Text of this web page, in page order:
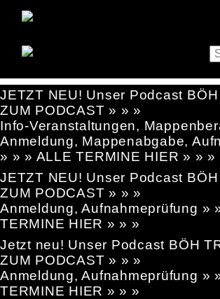
JETZT NEU! Unser Podcast
ZUM PODCAST » » »
Info-Veranstaltungen,
Anmeldung, Mappenabgabe,
» » » ALLE TERMINE HIER » » »
JETZT NEU! Unser Podcast
ZUM PODCAST » » »
Anmeldung, Aufnahmeprüfung »
TERMINE HIER » » »
Jetzt neu! Unser Podcast BÖH
ZUM PODCAST » » »
Anmeldung, Aufnahmeprüfung »
TERMINE HIER » » »